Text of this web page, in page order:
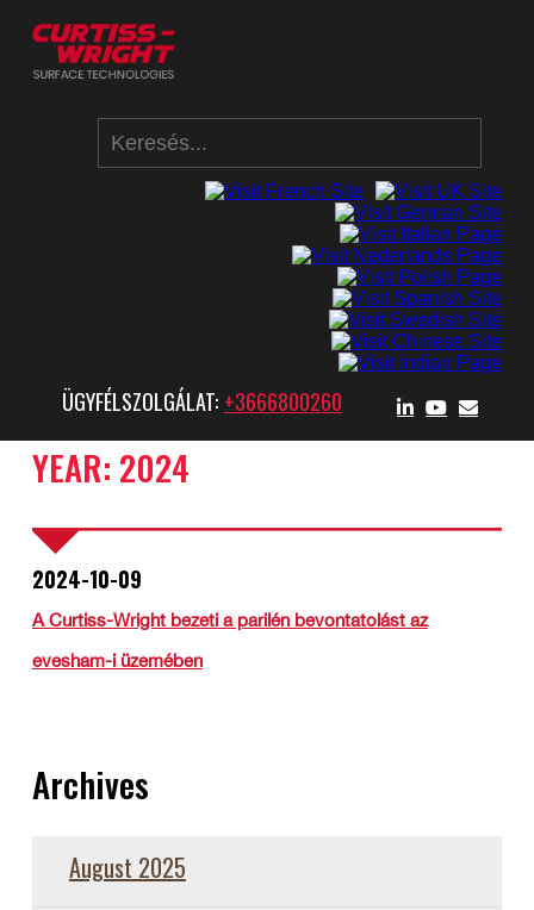
ÜGYFÉLSZOLGÁLAT: +3666800260
YEAR: 2024
2024-10-09
A Curtiss-Wright bezeti a parilén bevontatolást az
evesham-i üzemében
Archives
August 2025